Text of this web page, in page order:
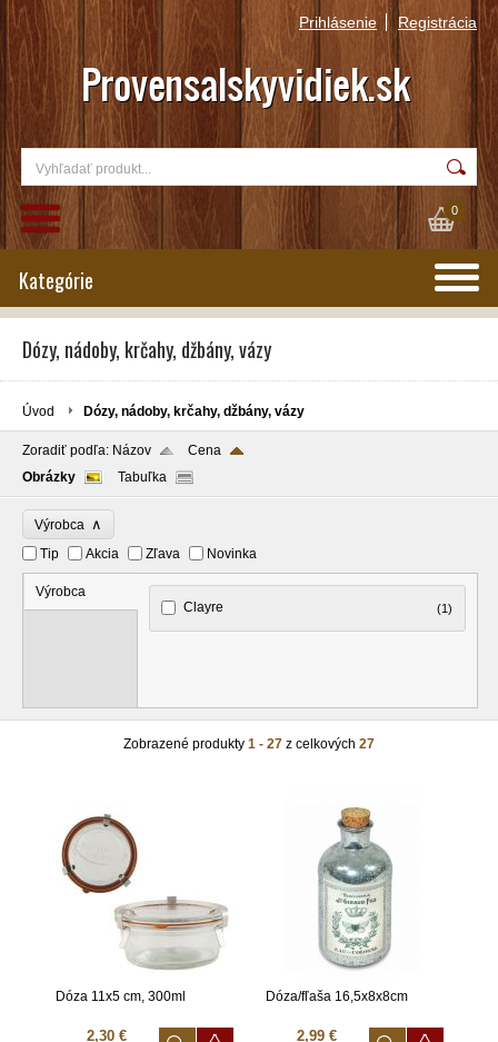
Prihlásenie Registrácia
0
Kategórie
Dózy, nádoby, krčahy, džbány, vázy
Úvod Dózy, nádoby, krčahy, džbány, vázy
Zoradiť podľa: Názov
Cena
Obrázky
Tabuľka
Výrobca ∧
Tip Akcia Zľava Novinka
Výrobca
Clayre
(1)
Zobrazené produkty 1 - 27 z celkových 27
Dóza 11x5 cm, 300ml
2,30 €
Dóza/fľaša 16,5x8x8cm
2,99 €